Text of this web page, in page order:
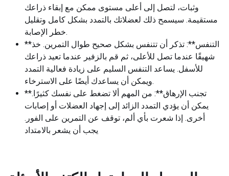
وثبات، لتصل إلى أعلى مستوى ممكن مع إبقاء ذراعك
مستقيمة. سيسمح ذلك لعضلاتك بالتمدد بشكل كامل وتقليل
خطر الإصابة.
**التنفس**: تذكر أن تتنفس بشكل صحيح طوال التمرين. خذ
شهيقًا عندما تصل للأعلى، ثم قم بالزفير عندما تعيد ذراعك
للأسفل. يساعد التنفس السليم على زيادة فعالية التمدد
ويمكن أن يساعدك أيضًا على الاسترخاء.
**تجنب الإرهاق**: من المهم ألا تضغط على نفسك كثيرًا.
يمكن أن يؤدي التمدد الزائد إلى إجهاد العضلات أو إصابات
أخرى. إذا شعرت بأي ألم، توقف عن التمرين على الفور.
يجب أن يشعر بالامتداد